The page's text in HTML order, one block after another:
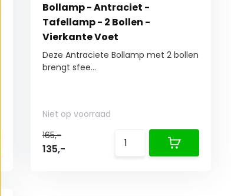
Bollamp - Antraciet -
Tafellamp - 2 Bollen -
Vierkante Voet
Deze Antraciete Bollamp met 2 bollen
brengt sfee...
Niet op voorraad
165,-
135,-